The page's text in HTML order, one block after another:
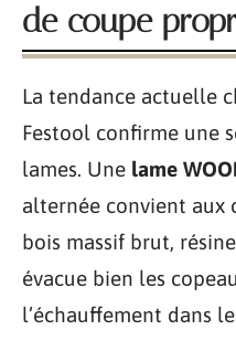
de coupe
La tendance actuelle
Festool confirme une
lames. Une lame
alternée convient aux
bois massif brut,
évacue bien les
l’échauffement dans